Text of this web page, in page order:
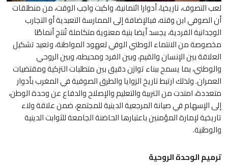
لعب التصوف، تاريخيا، أدوارا ائتمانية، واكبت واجب الوقت، من منطلقات
أن الصوفي ابن وقته، فبالإضافة إلى الممارسة التعبدية أو التجارب
الوجدانية الفردية، يجسد أيضا بنية معنوية متكاملة تُنتج أنماطًا
مخصوصة من الانتماء الوطني الوفي لعهود المواطنة، وتعيد تشكيل
العلاقة بين الإنسان والقيم، وبين الفرد ومحيطه، وبين الروحي
والوطني، بما يسمح ببناء توازن دقيق بين متطلبات التزكية ومقتضيات
العمران. ولذلك ارتبط تاريخ الزوايا والطرق الصوفية في المغرب بأدوار
متعددة، امتدت من التربية والتعليم والإصلاح والدفاع عن وحدة الوطن،
إلى الإسهام في صيانة المرجعية الدينية للمجتمع، ضمن علاقة ولاء
تاريخية لإمارة المؤمنين باعتبارها الحاضنة الجامعة للثوابت الدينية
والوطنية.
ترميم الوحدة الروحية